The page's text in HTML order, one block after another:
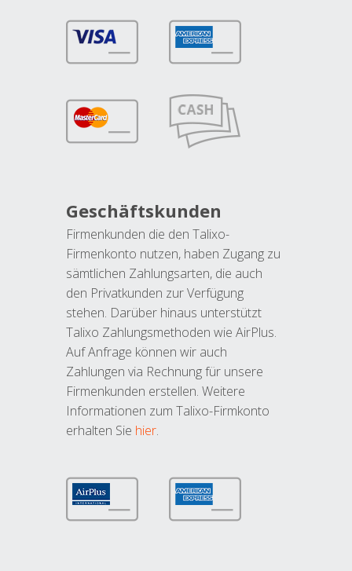
Geschäftskunden
Firmenkunden die den Talixo-
Firmenkonto nutzen, haben Zugang zu
sämtlichen Zahlungsarten, die auch
den Privatkunden zur Verfügung
stehen. Darüber hinaus unterstützt
Talixo Zahlungsmethoden wie AirPlus.
Auf Anfrage können wir auch
Zahlungen via Rechnung für unsere
Firmenkunden erstellen. Weitere
Informationen zum Talixo-Firmkonto
erhalten Sie hier.